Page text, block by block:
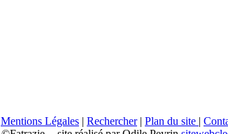
Mentions Légales | Rechercher| Plan du site |